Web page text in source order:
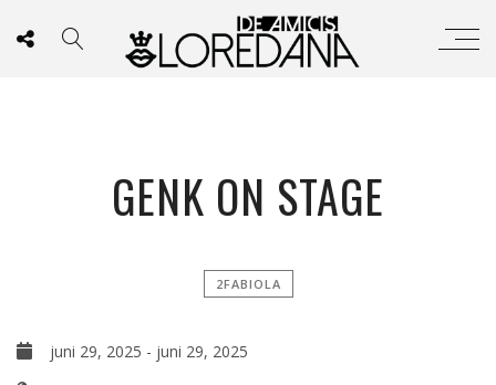
GENK ON STAGE
2FABIOLA
juni 29, 2025 - juni 29, 2025